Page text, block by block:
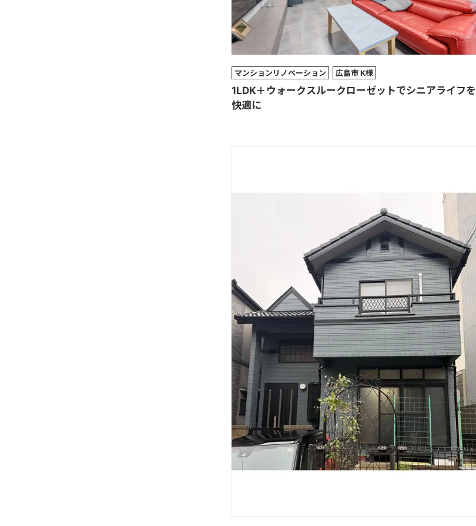
マンションリノベーション 広島市 K様
1LDK＋ウォークスルークローゼットでシニアライフを
快適に